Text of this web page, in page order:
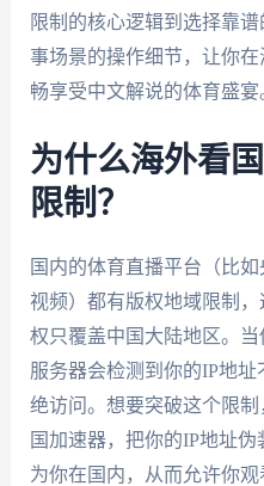
限制的核心逻辑到选择靠
事场景的操作细节，让你
畅享受中文解说的体育盛宴
为什么海外看
限制？
国内的体育直播平台（比
视频）都有版权地域限制
权只覆盖中国大陆地区。当
服务器会检测到你的IP地
绝访问。想要突破这个限
国加速器，把你的IP地址
为你在国内，从而允许你观